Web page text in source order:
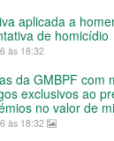
aplicada a
de homicídio
às 18:32
da GMBPF com
exclusivos ao
no valor de
às 18:32